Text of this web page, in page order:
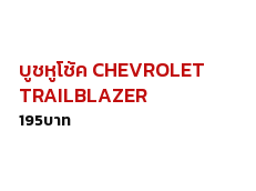
บูชหูโช้ค CHEVROLET
TRAILBLAZER
195บาท